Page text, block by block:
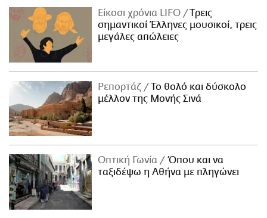
Είκοσι χρόνια LIFO
Tρεις
σημαντικοί Έλληνες μουσικοί, τρεις
μεγάλες απώλειες
Ρεπορτάζ
Το θολό και δύσκολο
μέλλον της Μονής Σινά
Οπτική Γωνία
Όπου και να
ταξιδέψω η Αθήνα με πληγώνει